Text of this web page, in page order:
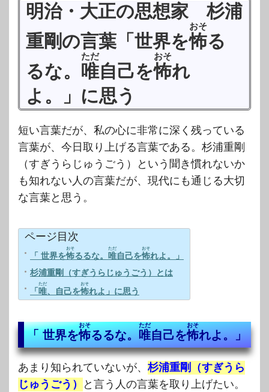
明治・大正の思想家 杉浦
重剛の言葉「世界を怖
おそ
る
るな。 唯
ただ
自己を怖
おそ
れ
よ。」に思う
短い言葉だが、私の心に非常に深く残っている
言葉が、今日取り上げる言葉である。杉浦重剛
（すぎうらじゅうごう）という聞き慣れないか
も知れない人の言葉だが、現代にも通じる大切
な言葉と思う。
ページ目次
「 世界を怖
おそ
るるな。 唯
ただ
自己を怖
おそ
れよ。」
杉浦重剛（すぎうらじゅうごう）とは
「 唯
ただ
、自己を怖
おそ
れよ」に思う
「 世界を怖
おそ
るるな。唯
ただ
自己を怖
おそ
れよ。」
あまり知られていないが、杉浦重剛（すぎうら
じゅうごう）
と言う人の言葉を取り上げたい。